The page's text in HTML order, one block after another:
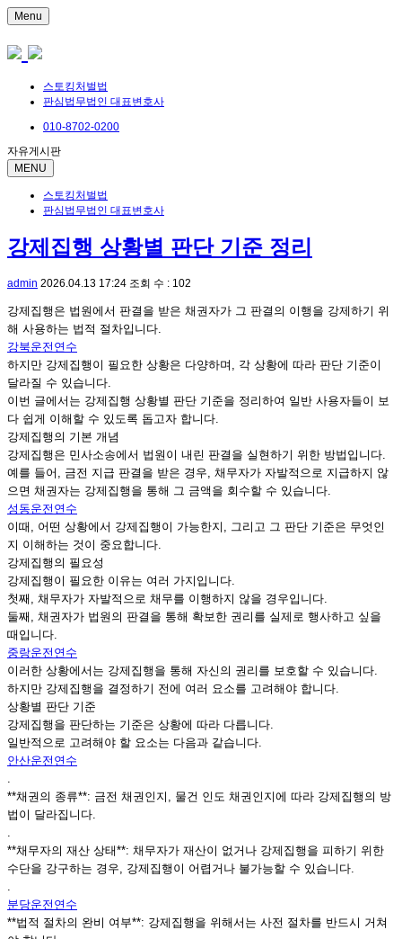
Menu
스토킹처벌법
판심법무법인 대표변호사
010-8702-0200
자유게시판
MENU
스토킹처벌법
판심법무법인 대표변호사
강제집행 상황별 판단 기준 정리
admin 2026.04.13 17:24 조회 수 : 102
강제집행은 법원에서 판결을 받은 채권자가 그 판결의 이행을 강제하기 위
해 사용하는 법적 절차입니다.
강북운전연수
하지만 강제집행이 필요한 상황은 다양하며, 각 상황에 따라 판단 기준이
달라질 수 있습니다.
이번 글에서는 강제집행 상황별 판단 기준을 정리하여 일반 사용자들이 보
다 쉽게 이해할 수 있도록 돕고자 합니다.
강제집행의 기본 개념
강제집행은 민사소송에서 법원이 내린 판결을 실현하기 위한 방법입니다.
예를 들어, 금전 지급 판결을 받은 경우, 채무자가 자발적으로 지급하지 않
으면 채권자는 강제집행을 통해 그 금액을 회수할 수 있습니다.
성동운전연수
이때, 어떤 상황에서 강제집행이 가능한지, 그리고 그 판단 기준은 무엇인
지 이해하는 것이 중요합니다.
강제집행의 필요성
강제집행이 필요한 이유는 여러 가지입니다.
첫째, 채무자가 자발적으로 채무를 이행하지 않을 경우입니다.
둘째, 채권자가 법원의 판결을 통해 확보한 권리를 실제로 행사하고 싶을
때입니다.
중랑운전연수
이러한 상황에서는 강제집행을 통해 자신의 권리를 보호할 수 있습니다.
하지만 강제집행을 결정하기 전에 여러 요소를 고려해야 합니다.
상황별 판단 기준
강제집행을 판단하는 기준은 상황에 따라 다릅니다.
일반적으로 고려해야 할 요소는 다음과 같습니다.
안산운전연수
.
**채권의 종류**: 금전 채권인지, 물건 인도 채권인지에 따라 강제집행의 방
법이 달라집니다.
.
**채무자의 재산 상태**: 채무자가 재산이 없거나 강제집행을 피하기 위한
수단을 강구하는 경우, 강제집행이 어렵거나 불가능할 수 있습니다.
.
분당운전연수
**법적 절차의 완비 여부**: 강제집행을 위해서는 사전 절차를 반드시 거쳐